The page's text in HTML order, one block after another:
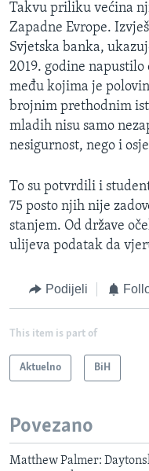
Takvu priliku većina
Zapadne Evrope.
Svjetska banka,
2019. godine napustilo
među kojima je
brojnim prethodnim
mladih nisu samo
nesigurnost, nego i
To su potvrdili i
75 posto njih nije
stanjem. Od države
ulijeva podatak da
Podijeli
This item is part of
Aktuelno BiH
Povezano
Matthew Palmer: